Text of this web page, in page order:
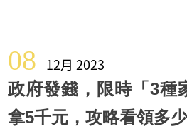
08 12月 2023
政府發錢，限時「3種
拿5千元，攻略看領多